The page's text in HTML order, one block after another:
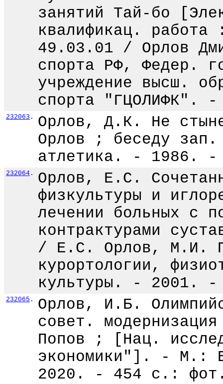
занятий Тай-бо
квалификац. работа
49.03.01 / Орлов
спорта РФ, Федер.
учреждение высш.
спорта "ГЦОЛИФК".
232063 .
Орлов, Д.К. Не
Орлов ; беседу
атлетика. -
232064 .
Орлов, Е.С.
физкультуры и
лечении больных с
контрактурами
/ Е.С. Орлов, М.И.
курортологии,
культуры. -
232065 .
Орлов, И.Б.
совет.
Попов ; [Нац.
экономики"]. - М.:
2020. - 454 с.: